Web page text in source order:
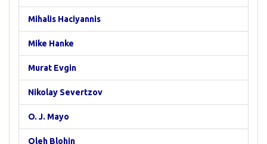
Mihalis Haciyannis
Mike Hanke
Murat Evgin
Nikolay Severtzov
O. J. Mayo
Oleh Blohin